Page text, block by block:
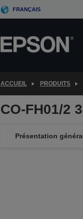
FRANÇAIS
ACCUEIL PRODUITS
CO-FH01/2
Présentation